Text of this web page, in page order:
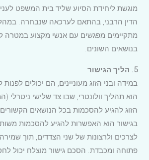
מוגשת ליחידת הסיוע שליד בית המשפט
הדין הרבני, בהתאם לערכאה שנבחרה.
מתקיימים מפגשים עם אנשי מקצוע במטרה
בנושאים השונים.
5. הליך הגישור
במידה ובני הזוג מעוניינים, הם יכולים
הוא תהליך וולונטרי, שבו צד שלישי ניטרלי
הזוג להגיע להסכמות בכל הנושאים הקשורים
בגישור הוא האפשרות להגיע להסכמות
לצרכים ולרצונות של שני הצדדים, תוך
פתוחה ומכבדת. הסכם גישור מוצלח יכול